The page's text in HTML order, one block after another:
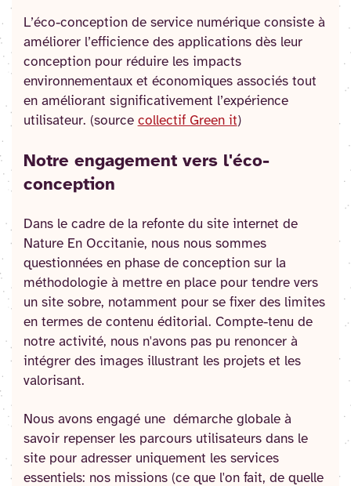
L’éco-conception de service numérique consiste à
améliorer l’efficience des applications dès leur
conception pour réduire les impacts
environnementaux et économiques associés tout
en améliorant significativement l’expérience
utilisateur. (source collectif Green it)
Notre engagement vers l'éco-
conception
Dans le cadre de la refonte du site internet de
Nature En Occitanie, nous nous sommes
questionnées en phase de conception sur la
méthodologie à mettre en place pour tendre vers
un site sobre, notamment pour se fixer des limites
en termes de contenu éditorial. Compte-tenu de
notre activité, nous n'avons pas pu renoncer à
intégrer des images illustrant les projets et les
valorisant.
Nous avons engagé une démarche globale à
savoir repenser les parcours utilisateurs dans le
site pour adresser uniquement les services
essentiels: nos missions (ce que l'on fait, de quelle